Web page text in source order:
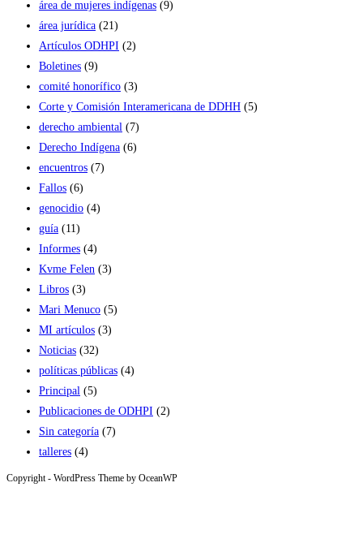
área de mujeres indígenas (9)
área jurídica (21)
Artículos ODHPI (2)
Boletines (9)
comité honorífico (3)
Corte y Comisión Interamericana de DDHH (5)
derecho ambiental (7)
Derecho Indígena (6)
encuentros (7)
Fallos (6)
genocidio (4)
guía (11)
Informes (4)
Kvme Felen (3)
Libros (3)
Mari Menuco (5)
MI artículos (3)
Noticias (32)
políticas públicas (4)
Principal (5)
Publicaciones de ODHPI (2)
Sin categoría (7)
talleres (4)
Copyright - WordPress Theme by OceanWP